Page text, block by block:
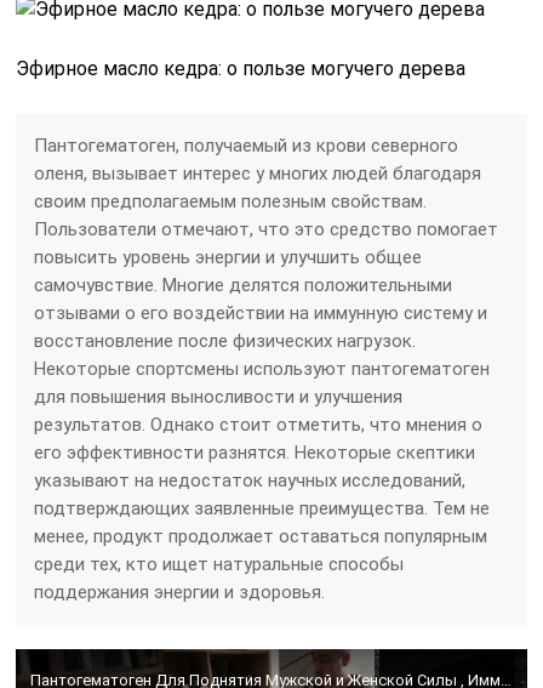
Эфирное масло кедра: о пользе могучего дерева
Пантогематоген, получаемый из крови северного
оленя, вызывает интерес у многих людей благодаря
своим предполагаемым полезным свойствам.
Пользователи отмечают, что это средство помогает
повысить уровень энергии и улучшить общее
самочувствие. Многие делятся положительными
отзывами о его воздействии на иммунную систему и
восстановление после физических нагрузок.
Некоторые спортсмены используют пантогематоген
для повышения выносливости и улучшения
результатов. Однако стоит отметить, что мнения о
его эффективности разнятся. Некоторые скептики
указывают на недостаток научных исследований,
подтверждающих заявленные преимущества. Тем не
менее, продукт продолжает оставаться популярным
среди тех, кто ищет натуральные способы
поддержания энергии и здоровья.